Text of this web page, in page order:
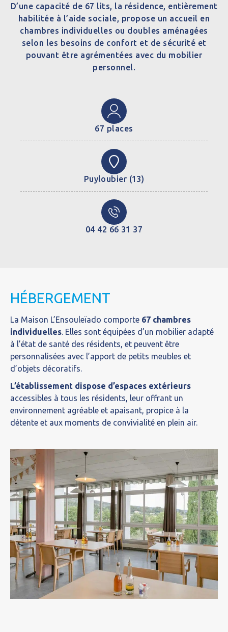
D’une capacité de 67 lits, la résidence, entièrement
habilitée à l’aide sociale, propose un accueil en
chambres individuelles ou doubles aménagées
selon les besoins de confort et de sécurité et
pouvant être agrémentées avec du mobilier
personnel.
67 places
Puyloubier (13)
04 42 66 31 37
HÉBERGEMENT
La Maison L’Ensouleïado comporte 67 chambres
individuelles. Elles sont équipées d’un mobilier adapté
à l’état de santé des résidents, et peuvent être
personnalisées avec l’apport de petits meubles et
d’objets décoratifs.
L’établissement dispose d’espaces extérieurs
accessibles à tous les résidents, leur offrant un
environnement agréable et apaisant, propice à la
détente et aux moments de convivialité en plein air.